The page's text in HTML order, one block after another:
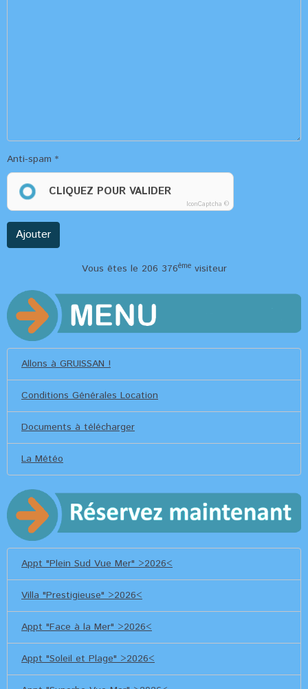
Anti-spam
CLIQUEZ POUR VALIDER
IconCaptcha ©
Ajouter
Vous êtes le 206 376èmevisiteur
Allons à GRUISSAN !
Conditions Générales Location
Documents à télécharger
La Météo
Appt "Plein Sud Vue Mer" >2026<
Villa "Prestigieuse" >2026<
Appt "Face à la Mer" >2026<
Appt "Soleil et Plage" >2026<